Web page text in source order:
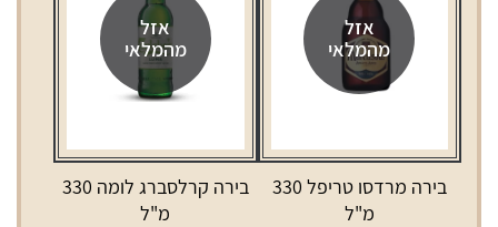
אזל
מהמלאי
בירה מרדסו טריפל 330
מ"ל
אזל
מהמלאי
בירה קרלסברג לומה 330
מ"ל